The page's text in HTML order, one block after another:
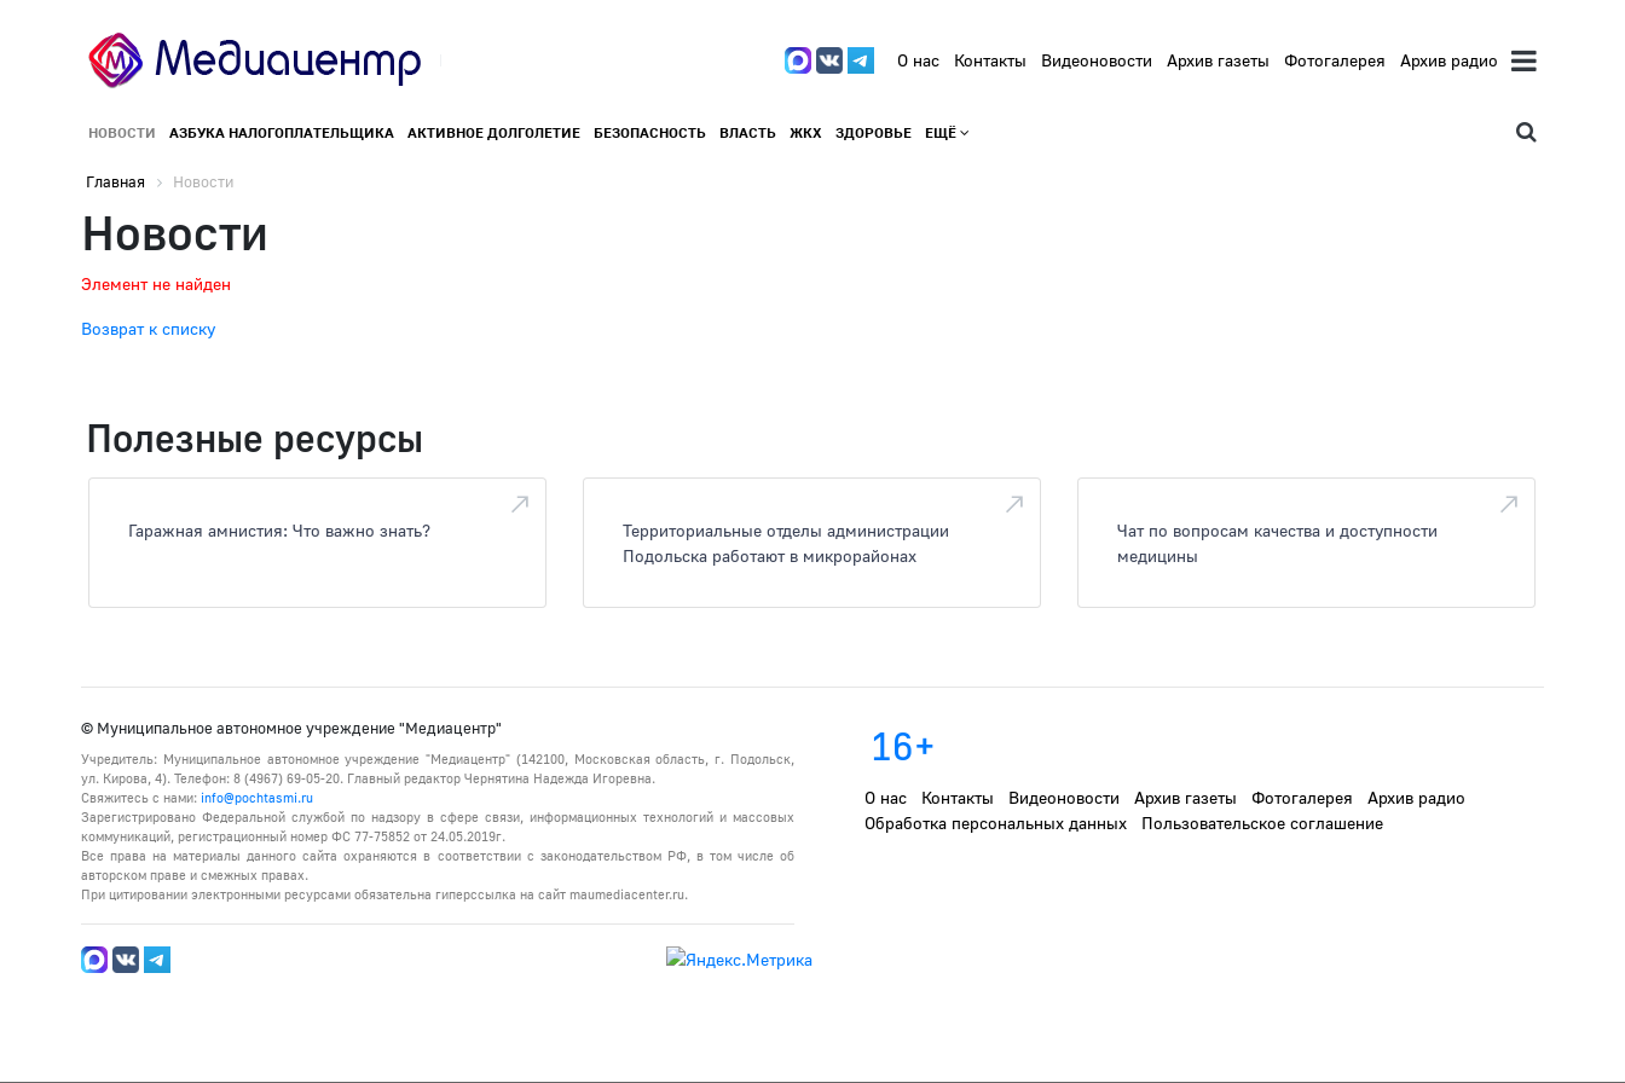
О нас Контакты Видеоновости Архив газеты Фотогалерея Архив радио
НОВОСТИ АЗБУКА НАЛОГОПЛАТЕЛЬЩИКА АКТИВНОЕ ДОЛГОЛЕТИЕ БЕЗОПАСНОСТЬ ВЛАСТЬ ЖКХ ЗДОРОВЬЕ ЕЩЁ
Главная Новости
Новости
Элемент не найден
Возврат к списку
Полезные ресурсы
Гаражная амнистия: Что важно знать?
Территориальные отделы администрации
Подольска работают в микрорайонах
Чат по вопросам качества и доступности
медицины
© Муниципальное автономное учреждение "Медиацентр"
Учредитель: Муниципальное автономное учреждение "Медиацентр" (142100, Московская область, г. Подольск,
ул. Кирова, 4). Телефон: 8 (4967) 69-05-20. Главный редактор Чернятина Надежда Игоревна.
Свяжитесь с нами: info@pochtasmi.ru
Зарегистрировано Федеральной службой по надзору в сфере связи, информационных технологий и массовых
коммуникаций, регистрационный номер ФС 77-75852 от 24.05.2019г.
Все права на материалы данного сайта охраняются в соответствии с законодательством РФ, в том числе об
авторском праве и смежных правах.
При цитировании электронными ресурсами обязательна гиперссылка на сайт maumediacenter.ru.
16+
О нас Контакты Видеоновости Архив газеты Фотогалерея
Архив радио
Обработка персональных данных
Пользовательское соглашение